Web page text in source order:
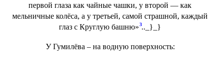
первой глаза как чайные чашки, у второй — как
мельничные колёса, а у третьей, самой страшной, каждый
глаз с Круглую башню» 3.._}_}
У Гумилёва – на водную поверхность: